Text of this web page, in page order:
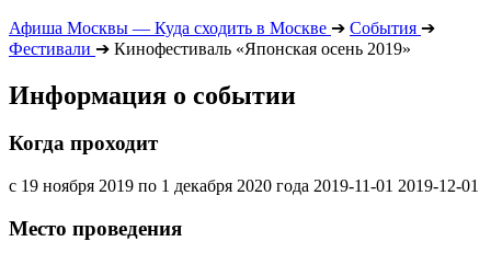
Афиша Москвы — Куда сходить в Москве ➔ События ➔
Фестивали ➔ Кинофестиваль «Японская осень 2019»
Информация о событии
Когда проходит
с 19 ноября 2019 по 1 декабря 2020 года 2019-11-01 2019-12-01
Место проведения